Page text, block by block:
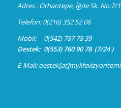
Adres : Orhantepe, İğde Sk. No:7/
Telefon: 0(216) 352 52 06
Mobil: 0(542) 787 78 39
Destek: 0(553) 760 90 78 (7/24 )
E-Mail: